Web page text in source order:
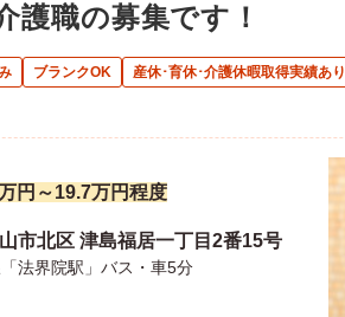
護職の募集です！
ブランクOK 産休･育休･介護休暇取得実績あり
円～19.7万円程度
市北区 津島福居一丁目2番15号
「法界院駅」バス・車5分